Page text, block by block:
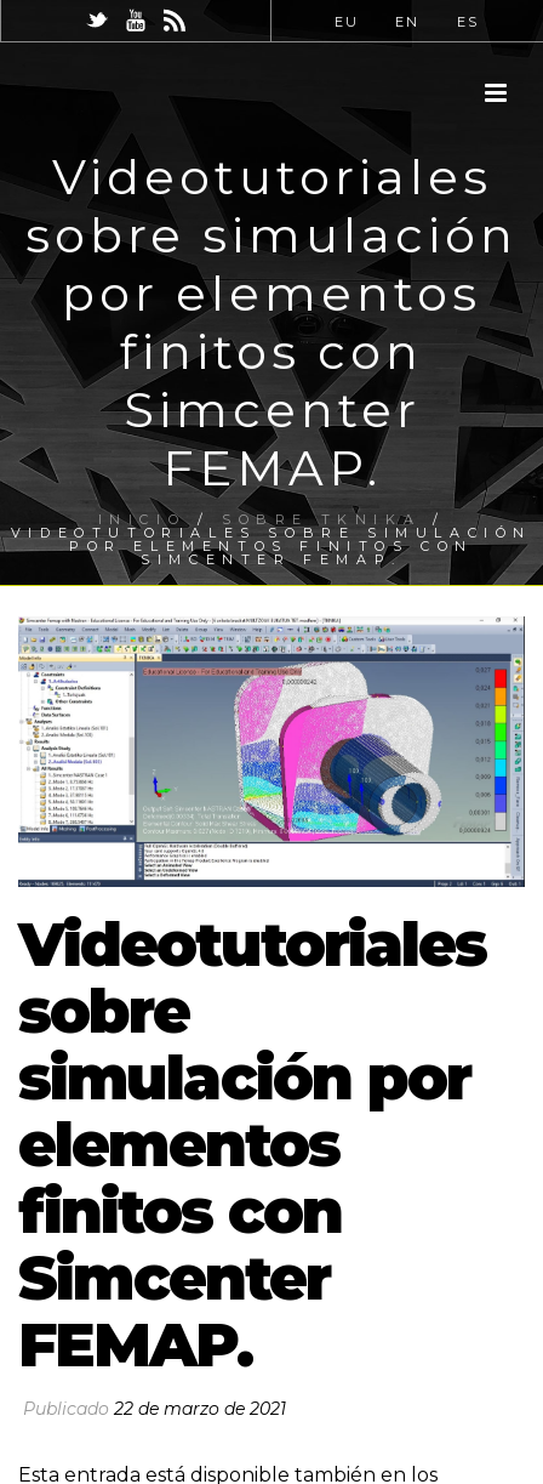
EU EN ES
Videotutoriales
sobre simulación
por elementos
finitos con
Simcenter
FEMAP.
INICIO/ SOBRE TKNIKA /
VIDEOTUTORIALES SOBRE SIMULACIÓN
POR ELEMENTOS FINITOS CON
SIMCENTER FEMAP.
Videotutoriales
sobre
simulación por
elementos
finitos con
Simcenter
FEMAP.
Publicado 22 de marzo de 2021
Esta entrada está disponible también en los